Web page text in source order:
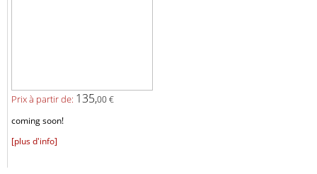
Prix ​​à partir de: 135,00 €
coming soon!
[plus d'info]